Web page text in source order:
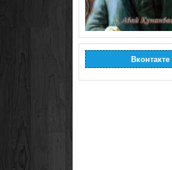
Вконтакте